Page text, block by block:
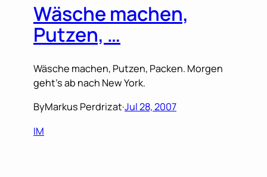
Wäsche machen,
Putzen, …
Wäsche machen, Putzen, Packen. Morgen
geht’s ab nach New York.
ByMarkus Perdrizat·Jul 28, 2007
IM